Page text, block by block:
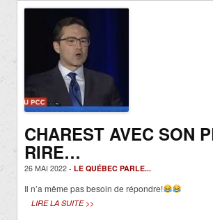
CHAREST AVEC SON
RIRE…
26 MAI 2022 - LE QUÉBEC PARLE...
Il n’a même pas besoin de répondre!
LIRE LA SUITE >>